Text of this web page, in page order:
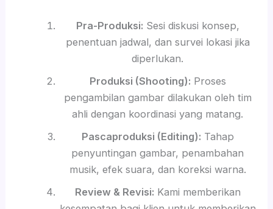
Pra-Produksi: Sesi diskusi konsep,
penentuan jadwal, dan survei lokasi jika
diperlukan.
Produksi (Shooting): Proses
pengambilan gambar dilakukan oleh tim
ahli dengan koordinasi yang matang.
Pascaproduksi (Editing): Tahap
penyuntingan gambar, penambahan
musik, efek suara, dan koreksi warna.
Review & Revisi: Kami memberikan